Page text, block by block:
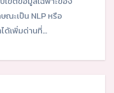
ณะเป็น NLP หรือ
ด้เพิ่มด่านที่…